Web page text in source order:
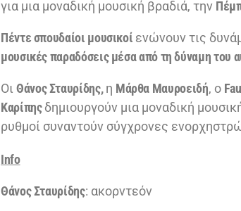
για μια μοναδική μουσική βραδιά, την
Πέντε σπουδαίοι μουσικοί ενώνουν τις
μουσικές παραδόσεις μέσα από τη δύναμη του
Οι Θάνος Σταυρίδης,η Μάρθα Μαυροειδή, ο
Καρίπηςδημιουργούν μια μοναδική
ρυθμοί συναντούν σύγχρονες
Info
Θάνος Σταυρίδης: ακορντεόν